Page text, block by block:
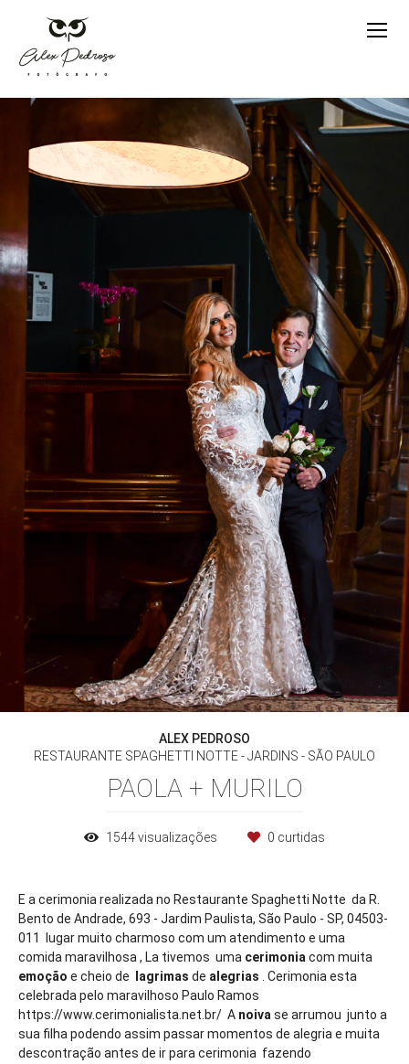
ALEX PEDROSO
RESTAURANTE SPAGHETTI NOTTE - JARDINS - SÃO PAULO
PAOLA + MURILO
1544visualizações 0 curtidas
E a cerimonia realizada no Restaurante Spaghetti Notte da R.
Bento de Andrade, 693 - Jardim Paulista, São Paulo - SP, 04503-
011 lugar muito charmoso com um atendimento e uma
comida maravilhosa , La tivemos uma cerimonia com muita
emoção e cheio de lagrimas de alegrias . Cerimonia esta
celebrada pelo maravilhoso Paulo Ramos
https://www.cerimonialista.net.br/ A noiva se arrumou junto a
sua filha podendo assim passar momentos de alegria e muita
descontração antes de ir para cerimonia fazendo